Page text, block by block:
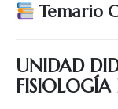
Temario
UNIDAD